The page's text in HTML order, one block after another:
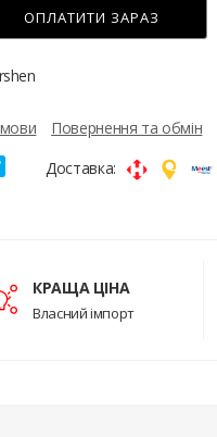
ОПЛАТИТИ ЗАРАЗ
Повернення та обмін
Доставка:
КРАЩА ЦІНА
Власний імпорт